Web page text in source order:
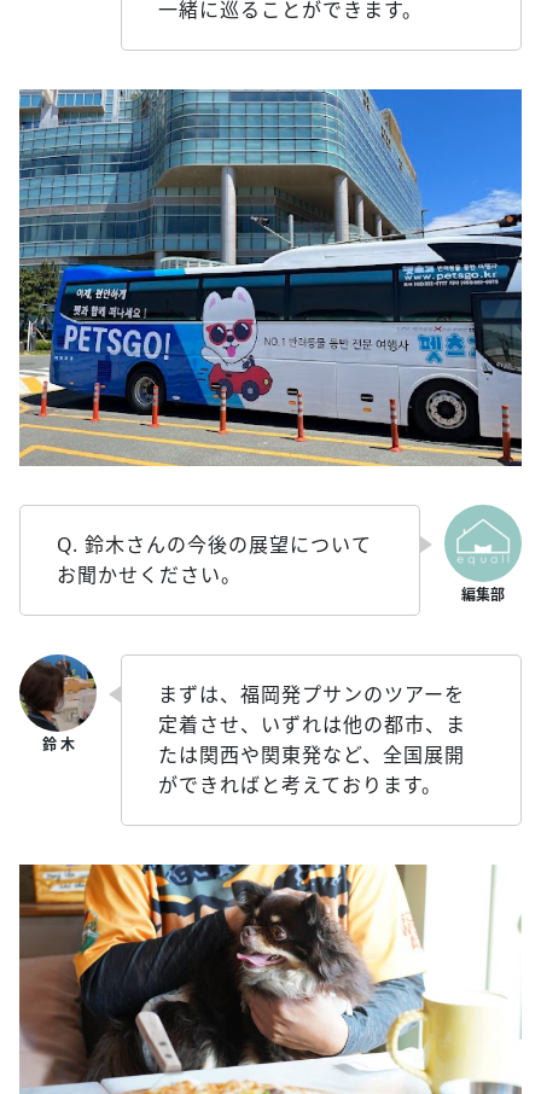
一緒に巡ることができます。
Q. 鈴木さんの今後の展望について
お聞かせください。
まずは、福岡発プサンのツアーを
定着させ、いずれは他の都市、ま
たは関西や関東発など、全国展開
ができればと考えております。